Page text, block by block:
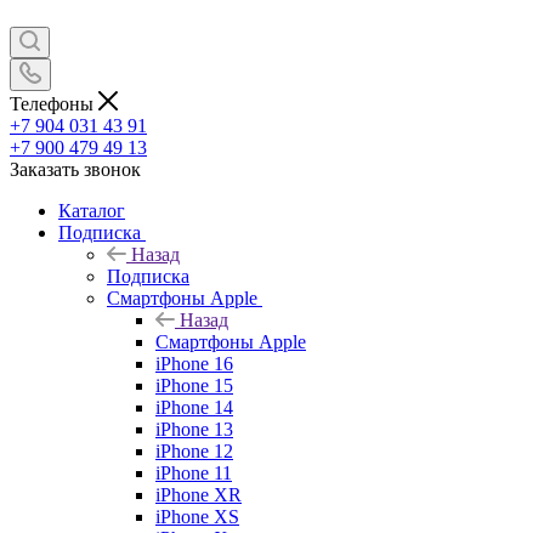
Телефоны
+7 904 031 43 91
+7 900 479 49 13
Заказать звонок
Каталог
Подписка
Назад
Подписка
Смартфоны Apple
Назад
Смартфоны Apple
iPhone 16
iPhone 15
iPhone 14
iPhone 13
iPhone 12
iPhone 11
iPhone XR
iPhone XS